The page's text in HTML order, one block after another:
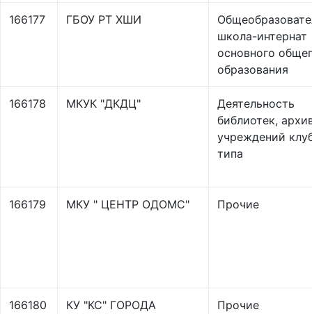
166177 ГБОУ РТ ХШИ
школа-интернат
основного
образования
166178 МКУК "ДКДЦ"
Деятельность
библиотек,
учреждений
типа
166179 МКУ " ЦЕНТР ОДОМС" Прочие
166180
КУ "КС" ГОРОДА
Прочие